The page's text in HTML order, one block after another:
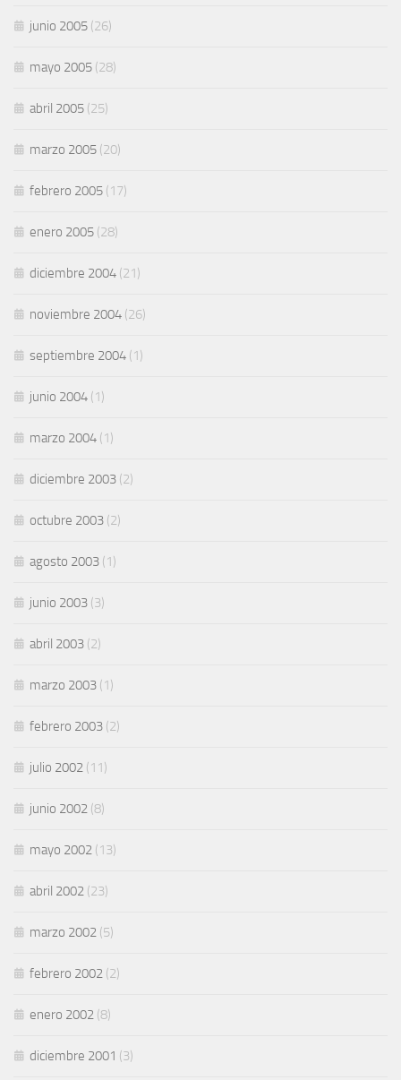
junio 2005 (26)
mayo 2005 (28)
abril 2005 (25)
marzo 2005 (20)
febrero 2005 (17)
enero 2005 (28)
diciembre 2004 (21)
noviembre 2004 (26)
septiembre 2004 (1)
junio 2004 (1)
marzo 2004 (1)
diciembre 2003 (2)
octubre 2003 (2)
agosto 2003 (1)
junio 2003 (3)
abril 2003 (2)
marzo 2003 (1)
febrero 2003 (2)
julio 2002 (11)
junio 2002 (8)
mayo 2002 (13)
abril 2002 (23)
marzo 2002 (5)
febrero 2002 (2)
enero 2002 (8)
diciembre 2001 (3)